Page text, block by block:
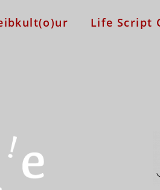
Life Script